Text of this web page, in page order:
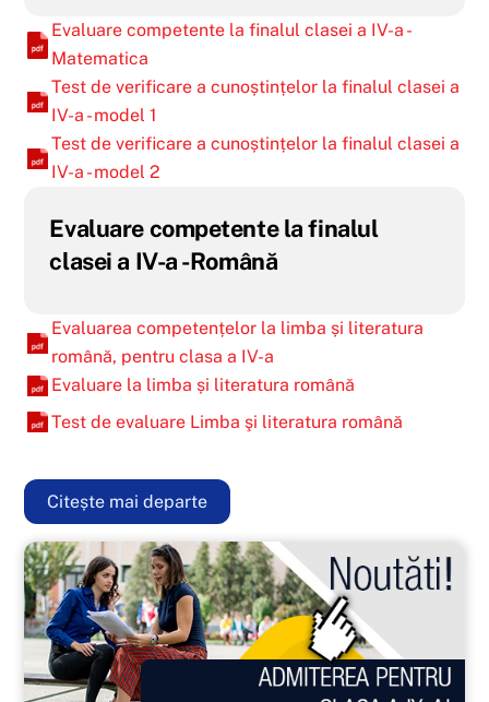
Evaluare competente la finalul clasei a IV-a -
Matematica
Test de verificare a cunoștințelor la finalul clasei a
IV-a - model 1
Test de verificare a cunoștințelor la finalul clasei a
IV-a - model 2
Evaluare competente la finalul
clasei a IV-a -Română
Evaluarea competențelor la limba și literatura
română, pentru clasa a IV-a
Evaluare la limba și literatura română
Test de evaluare Limba şi literatura română
Citește mai departe